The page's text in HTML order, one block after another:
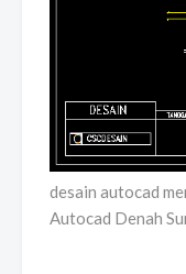
desain autocad
Autocad Denah